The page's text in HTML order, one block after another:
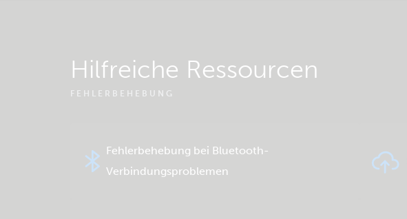
Hilfreiche Ressourcen
FEHLERBEHEBUNG
Fehlerbehebung bei Bluetooth-
Verbindungsproblemen